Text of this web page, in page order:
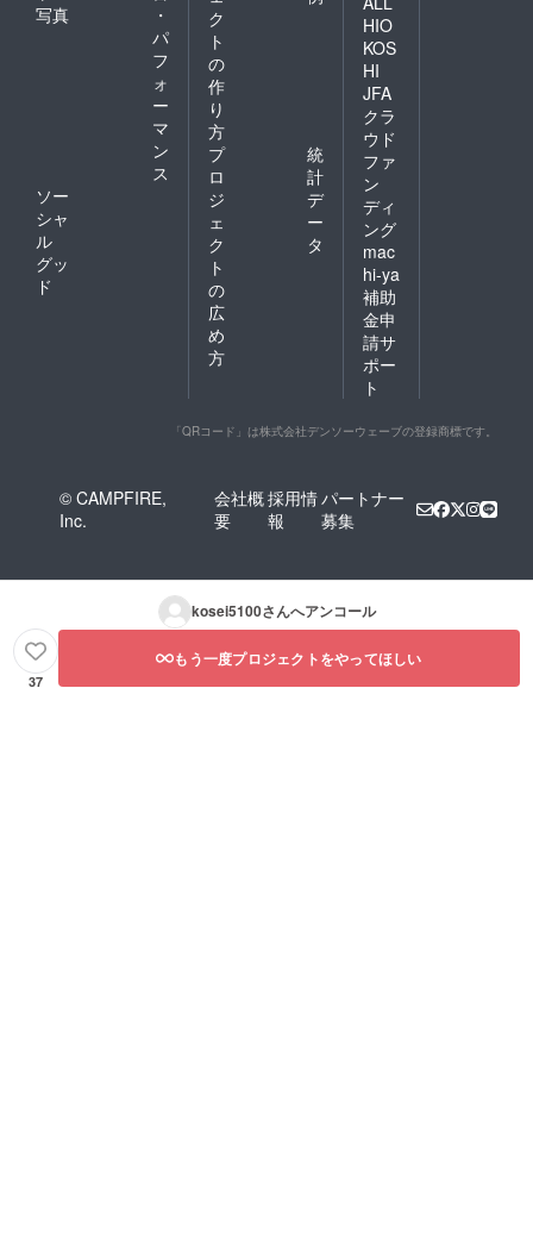
写真
・
パ
フ
ォ
ー
マ
ン
ス
ソー
シャ
ル
グッ
ド
ク
ト
の
作
り
方
プ
ロ
ジ
ェ
ク
ト
の
広
め
方
統
計
デ
ー
タ
HIO
KOS
HI
JFA
クラ
ウド
ファ
ン
ディ
ング
mac
hi-ya
補助
金申
請サ
ポー
ト
「QRコード」は株式会社デンソーウェーブの登録商標です。
© CAMPFIRE,
Inc.
会社概
要
採用情
報
パートナー
募集
kosei5100さんへアンコール
37
もう一度プロジェクトをやってほしい